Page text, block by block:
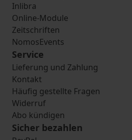
Inlibra
Online-Module
Zeitschriften
NomosEvents
Service
Lieferung und Zahlung
Kontakt
Häufig gestellte Fragen
Widerruf
Abo kündigen
Sicher bezahlen